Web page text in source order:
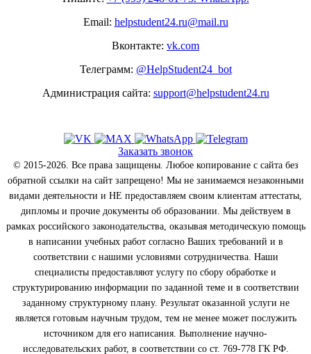
Email: helpstudent24.ru@mail.ru
Вконтакте: vk.com
Телеграмм: @HelpStudent24_bot
Администрация сайта: support@helpstudent24.ru
Заказать звонок
© 2015-2026. Все права защищены. Любое копирование с сайта без
обратной ссылки на сайт запрещено! Мы не занимаемся незаконными
видами деятельности и НЕ предоставляем своим клиентам аттестаты,
дипломы и прочие документы об образовании. Мы действуем в
рамках российского законодательства, оказывая методическую помощь
в написании учебных работ согласно Ваших требований и в
соответствии с нашими условиями сотрудничества. Наши
специалисты предоставляют услугу по сбору обработке и
структурированию информации по заданной теме и в соответствии
заданному структурному плану. Результат оказанной услуги не
является готовым научным трудом, тем не менее может послужить
источником для его написания. Выполнение научно-
исследовательских работ, в соответствии со ст. 769-778 ГК РФ.